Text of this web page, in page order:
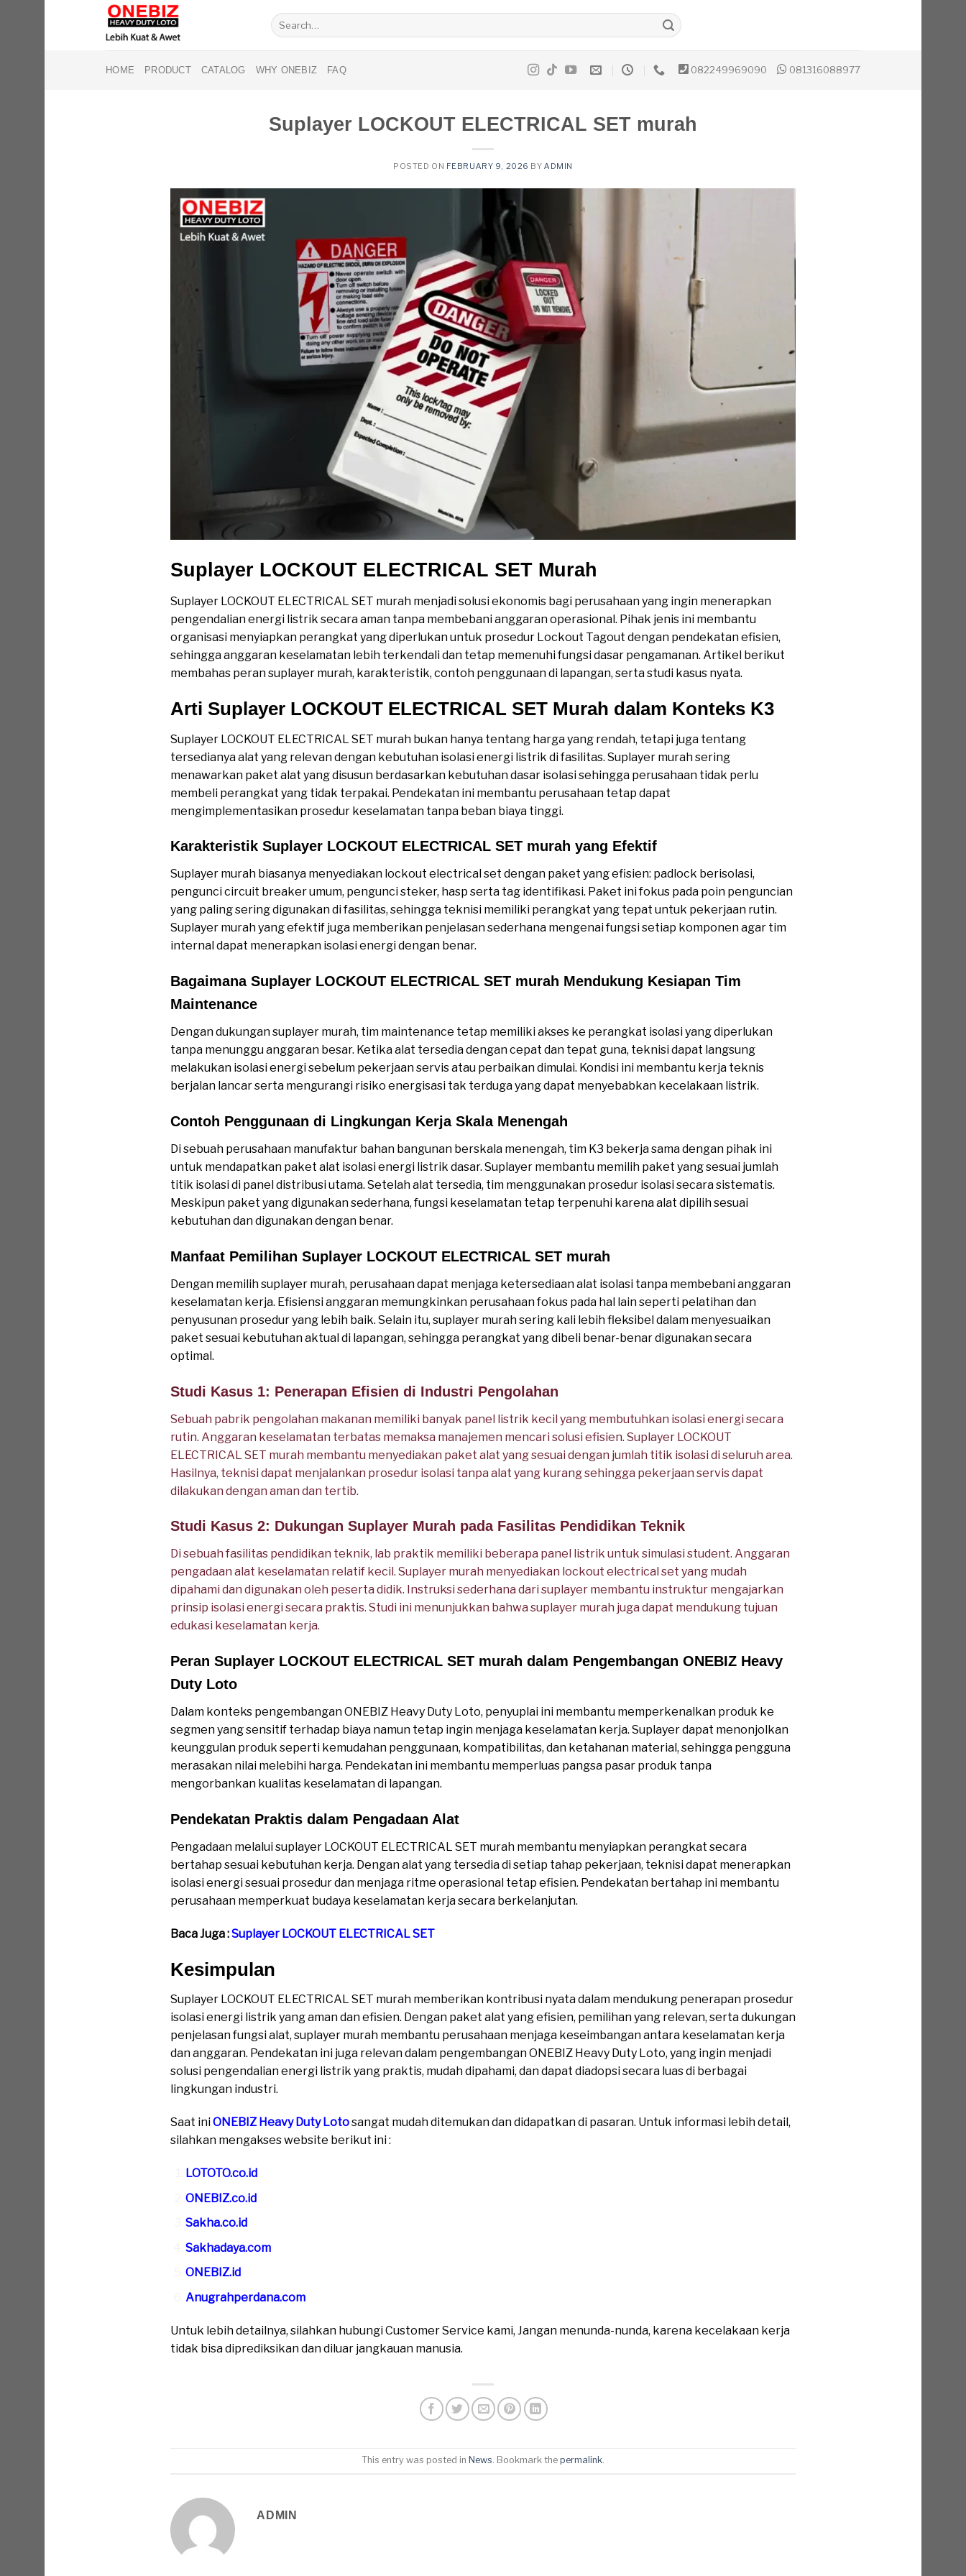
Search
for:
HOME PRODUCT CATALOG WHY ONEBIZ FAQ 082249969090 081316088977
Suplayer LOCKOUT ELECTRICAL SET murah
POSTED ON FEBRUARY 9, 2026 BY ADMIN
Suplayer LOCKOUT ELECTRICAL SET Murah
Suplayer LOCKOUT ELECTRICAL SET murah menjadi solusi ekonomis bagi perusahaan yang ingin menerapkan
pengendalian energi listrik secara aman tanpa membebani anggaran operasional. Pihak jenis ini membantu
organisasi menyiapkan perangkat yang diperlukan untuk prosedur Lockout Tagout dengan pendekatan efisien,
sehingga anggaran keselamatan lebih terkendali dan tetap memenuhi fungsi dasar pengamanan. Artikel berikut
membahas peran suplayer murah, karakteristik, contoh penggunaan di lapangan, serta studi kasus nyata.
Arti Suplayer LOCKOUT ELECTRICAL SET Murah dalam Konteks K3
Suplayer LOCKOUT ELECTRICAL SET murah bukan hanya tentang harga yang rendah, tetapi juga tentang
tersedianya alat yang relevan dengan kebutuhan isolasi energi listrik di fasilitas. Suplayer murah sering
menawarkan paket alat yang disusun berdasarkan kebutuhan dasar isolasi sehingga perusahaan tidak perlu
membeli perangkat yang tidak terpakai. Pendekatan ini membantu perusahaan tetap dapat
mengimplementasikan prosedur keselamatan tanpa beban biaya tinggi.
Karakteristik Suplayer LOCKOUT ELECTRICAL SET murah yang Efektif
Suplayer murah biasanya menyediakan lockout electrical set dengan paket yang efisien: padlock berisolasi,
pengunci circuit breaker umum, pengunci steker, hasp serta tag identifikasi. Paket ini fokus pada poin penguncian
yang paling sering digunakan di fasilitas, sehingga teknisi memiliki perangkat yang tepat untuk pekerjaan rutin.
Suplayer murah yang efektif juga memberikan penjelasan sederhana mengenai fungsi setiap komponen agar tim
internal dapat menerapkan isolasi energi dengan benar.
Bagaimana Suplayer LOCKOUT ELECTRICAL SET murah Mendukung Kesiapan Tim
Maintenance
Dengan dukungan suplayer murah, tim maintenance tetap memiliki akses ke perangkat isolasi yang diperlukan
tanpa menunggu anggaran besar. Ketika alat tersedia dengan cepat dan tepat guna, teknisi dapat langsung
melakukan isolasi energi sebelum pekerjaan servis atau perbaikan dimulai. Kondisi ini membantu kerja teknis
berjalan lancar serta mengurangi risiko energisasi tak terduga yang dapat menyebabkan kecelakaan listrik.
Contoh Penggunaan di Lingkungan Kerja Skala Menengah
Di sebuah perusahaan manufaktur bahan bangunan berskala menengah, tim K3 bekerja sama dengan pihak ini
untuk mendapatkan paket alat isolasi energi listrik dasar. Suplayer membantu memilih paket yang sesuai jumlah
titik isolasi di panel distribusi utama. Setelah alat tersedia, tim menggunakan prosedur isolasi secara sistematis.
Meskipun paket yang digunakan sederhana, fungsi keselamatan tetap terpenuhi karena alat dipilih sesuai
kebutuhan dan digunakan dengan benar.
Manfaat Pemilihan Suplayer LOCKOUT ELECTRICAL SET murah
Dengan memilih suplayer murah, perusahaan dapat menjaga ketersediaan alat isolasi tanpa membebani anggaran
keselamatan kerja. Efisiensi anggaran memungkinkan perusahaan fokus pada hal lain seperti pelatihan dan
penyusunan prosedur yang lebih baik. Selain itu, suplayer murah sering kali lebih fleksibel dalam menyesuaikan
paket sesuai kebutuhan aktual di lapangan, sehingga perangkat yang dibeli benar-benar digunakan secara
optimal.
Studi Kasus 1: Penerapan Efisien di Industri Pengolahan
Sebuah pabrik pengolahan makanan memiliki banyak panel listrik kecil yang membutuhkan isolasi energi secara
rutin. Anggaran keselamatan terbatas memaksa manajemen mencari solusi efisien. Suplayer LOCKOUT
ELECTRICAL SET murah membantu menyediakan paket alat yang sesuai dengan jumlah titik isolasi di seluruh area.
Hasilnya, teknisi dapat menjalankan prosedur isolasi tanpa alat yang kurang sehingga pekerjaan servis dapat
dilakukan dengan aman dan tertib.
Studi Kasus 2: Dukungan Suplayer Murah pada Fasilitas Pendidikan Teknik
Di sebuah fasilitas pendidikan teknik, lab praktik memiliki beberapa panel listrik untuk simulasi student. Anggaran
pengadaan alat keselamatan relatif kecil. Suplayer murah menyediakan lockout electrical set yang mudah
dipahami dan digunakan oleh peserta didik. Instruksi sederhana dari suplayer membantu instruktur mengajarkan
prinsip isolasi energi secara praktis. Studi ini menunjukkan bahwa suplayer murah juga dapat mendukung tujuan
edukasi keselamatan kerja.
Peran Suplayer LOCKOUT ELECTRICAL SET murah dalam Pengembangan ONEBIZ Heavy
Duty Loto
Dalam konteks pengembangan ONEBIZ Heavy Duty Loto, penyuplai ini membantu memperkenalkan produk ke
segmen yang sensitif terhadap biaya namun tetap ingin menjaga keselamatan kerja. Suplayer dapat menonjolkan
keunggulan produk seperti kemudahan penggunaan, kompatibilitas, dan ketahanan material, sehingga pengguna
merasakan nilai melebihi harga. Pendekatan ini membantu memperluas pangsa pasar produk tanpa
mengorbankan kualitas keselamatan di lapangan.
Pendekatan Praktis dalam Pengadaan Alat
Pengadaan melalui suplayer LOCKOUT ELECTRICAL SET murah membantu menyiapkan perangkat secara
bertahap sesuai kebutuhan kerja. Dengan alat yang tersedia di setiap tahap pekerjaan, teknisi dapat menerapkan
isolasi energi sesuai prosedur dan menjaga ritme operasional tetap efisien. Pendekatan bertahap ini membantu
perusahaan memperkuat budaya keselamatan kerja secara berkelanjutan.
Baca Juga :Suplayer LOCKOUT ELECTRICAL SET
Kesimpulan
Suplayer LOCKOUT ELECTRICAL SET murah memberikan kontribusi nyata dalam mendukung penerapan prosedur
isolasi energi listrik yang aman dan efisien. Dengan paket alat yang efisien, pemilihan yang relevan, serta dukungan
penjelasan fungsi alat, suplayer murah membantu perusahaan menjaga keseimbangan antara keselamatan kerja
dan anggaran. Pendekatan ini juga relevan dalam pengembangan ONEBIZ Heavy Duty Loto, yang ingin menjadi
solusi pengendalian energi listrik yang praktis, mudah dipahami, dan dapat diadopsi secara luas di berbagai
lingkungan industri.
Saat iniONEBIZ Heavy Duty Lotosangat mudah ditemukan dan didapatkan di pasaran. Untuk informasi lebih detail,
silahkan mengakses website berikut ini :
LOTOTO.co.id
ONEBIZ.co.id
Sakha.co.id
Sakhadaya.com
ONEBIZ.id
Anugrahperdana.com
Untuk lebih detailnya, silahkan hubungi Customer Service kami, Jangan menunda-nunda, karena kecelakaan kerja
tidak bisa diprediksikan dan diluar jangkauan manusia.
This entry was posted in News. Bookmark the permalink.
ADMIN